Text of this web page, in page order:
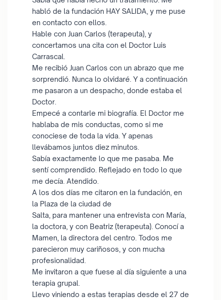
habló de la fundación HAY SALIDA, y me puse
en contacto con ellos.
Hable con Juan Carlos (terapeuta), y
concertamos una cita con el Doctor Luis
Carrascal.
Me recibió Juan Carlos con un abrazo que me
sorprendió. Nunca lo olvidaré. Y a continuación
me pasaron a un despacho, donde estaba el
Doctor.
Empecé a contarle mi biografía. El Doctor me
hablaba de mis conductas, como si me
conociese de toda la vida. Y apenas
llevábamos juntos diez minutos.
Sabía exactamente lo que me pasaba. Me
sentí comprendido. Reflejado en todo lo que
me decía. Atendido.
A los dos días me citaron en la fundación, en
la Plaza de la ciudad de
Salta, para mantener una entrevista con María,
la doctora, y con Beatriz (terapeuta). Conocí a
Mamen, la directora del centro. Todos me
parecieron muy cariñosos, y con mucha
profesionalidad.
Me invitaron a que fuese al día siguiente a una
terapia grupal.
Llevo viniendo a estas terapias desde el 27 de